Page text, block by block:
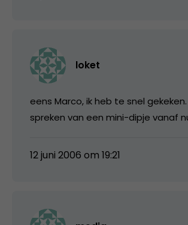
loket
eens Marco, ik heb te snel
spreken van een mini-dipje vanaf
12 juni 2006 om 19:21